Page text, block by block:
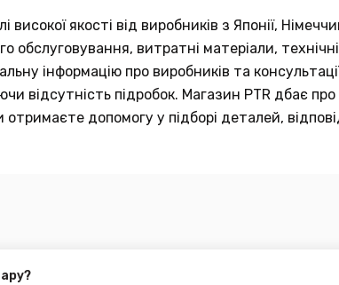
якості від виробників з Японії,
витратні матеріали,
інформацію про виробників та
відсутність підробок. Магазин PTR дбає
допомогу у підборі деталей,